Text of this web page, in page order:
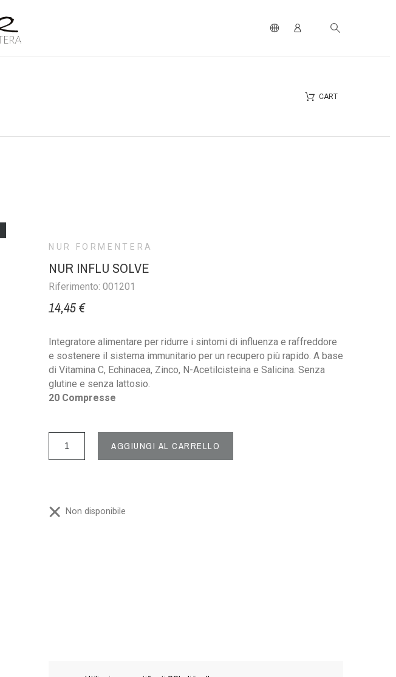
CART
NUR FORMENTERA
NUR INFLU SOLVE
Riferimento: 001201
14,45 €
Integratore alimentare per ridurre i sintomi di influenza e raffreddore
e sostenere il sistema immunitario per un recupero più rapido. A base
di Vitamina C, Echinacea, Zinco, N-Acetilcisteina e Salicina. Senza
glutine e senza lattosio.
20 Compresse
AGGIUNGI AL CARRELLO
Non disponibile